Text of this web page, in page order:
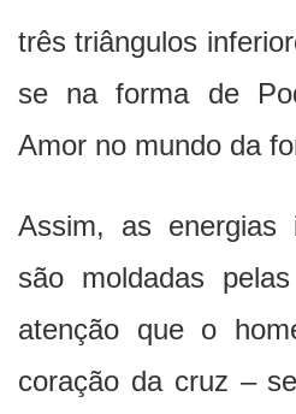
três triângulos
se na forma de
Amor no mundo da
Assim, as energias
são moldadas
atenção que o
coração da cruz –